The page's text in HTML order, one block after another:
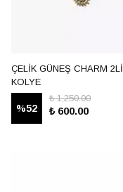
ÇELİK GÜNEŞ CHARM 2Lİ
KOLYE
%52
₺ 1,250.00
₺ 600.00